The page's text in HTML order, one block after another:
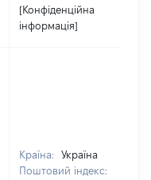
[Конфіденційна
інформація]
Країна:
Україна
Поштовий індекс: